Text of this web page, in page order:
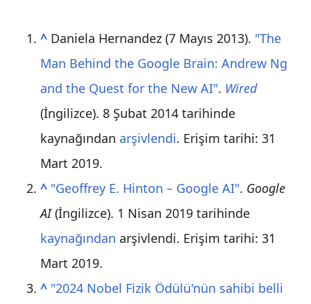
^ Daniela Hernandez (7 Mayıs 2013). "The
Man Behind the Google Brain: Andrew Ng
and the Quest for the New AI". Wired
(İngilizce). 8 Şubat 2014 tarihinde
kaynağından arşivlendi. Erişim tarihi: 31
Mart 2019.
^ "Geoffrey E. Hinton – Google AI". Google
AI(İngilizce). 1 Nisan 2019 tarihinde
kaynağından arşivlendi. Erişim tarihi: 31
Mart 2019.
^ "2024 Nobel Fizik Ödülü'nün sahibi belli